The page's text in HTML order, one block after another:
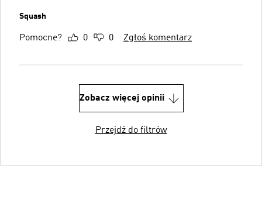
Squash
Pomocne? 0 0 Zgłoś komentarz
Zobacz więcej opinii
Przejdź do filtrów